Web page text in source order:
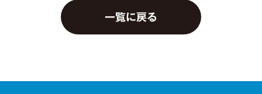
一覧に戻る